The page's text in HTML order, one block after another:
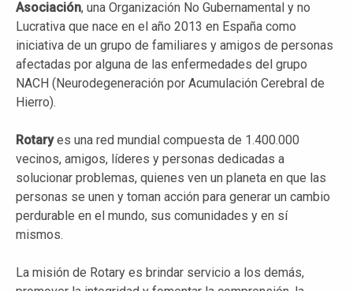
Asociación, una Organización No Gubernamental y no
Lucrativa que nace en el año 2013 en España como
iniciativa de un grupo de familiares y amigos de personas
afectadas por alguna de las enfermedades del grupo
NACH (Neurodegeneración por Acumulación Cerebral de
Hierro).
Rotaryes una red mundial compuesta de 1.400.000
vecinos, amigos, líderes y personas dedicadas a
solucionar problemas, quienes ven un planeta en que las
personas se unen y toman acción para generar un cambio
perdurable en el mundo, sus comunidades y en sí
mismos.
La misión de Rotary es brindar servicio a los demás,